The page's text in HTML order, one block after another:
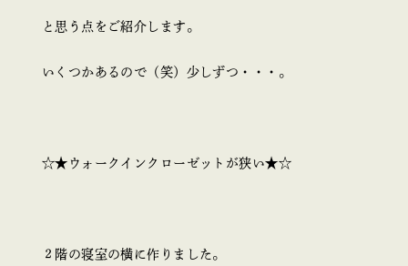
と思う点をご紹介します。
いくつかあるので（笑）少しずつ・・・。
☆★ウォークインクローゼットが狭い★☆
２階の寝室の横に作りました。